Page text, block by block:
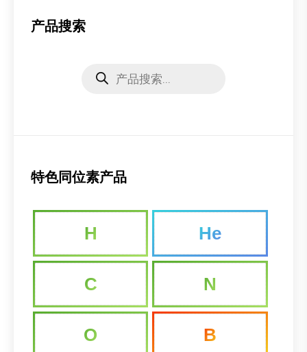
产品搜索
search
特色同位素产品
H He
C N
O B